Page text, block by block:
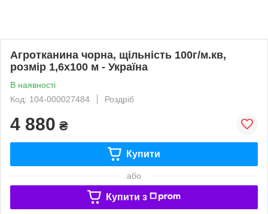
Агротканина чорна, щільність 100г/м.кв,
розмір 1,6х100 м - Україна
В наявності
Код: 104-000027484
Роздріб
4 880 ₴
Купити
або
Купити з